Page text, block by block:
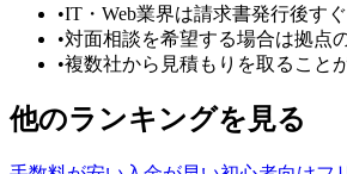
•IT・Web業界は請求書発行後す
•対面相談を希望する場合は拠点
•複数社から見積もりを取ること
他のランキングを見る